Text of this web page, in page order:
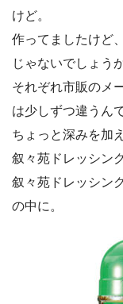
けど。
作ってましたけど
じゃないでしょう
それぞれ市販のメ
は少しずつ違うん
ちょっと深みを加
叙々苑ドレッシン
叙々苑ドレッシン
の中に。